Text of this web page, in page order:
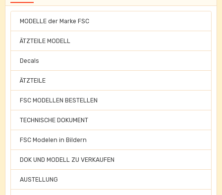
MODELLE der Marke FSC
ÄTZTEILE MODELL
Decals
ÄTZTEILE
FSC MODELLEN BESTELLEN
TECHNISCHE DOKUMENT
FSC Modelen in Bildern
DOK UND MODELL ZU VERKAUFEN
AUSTELLUNG